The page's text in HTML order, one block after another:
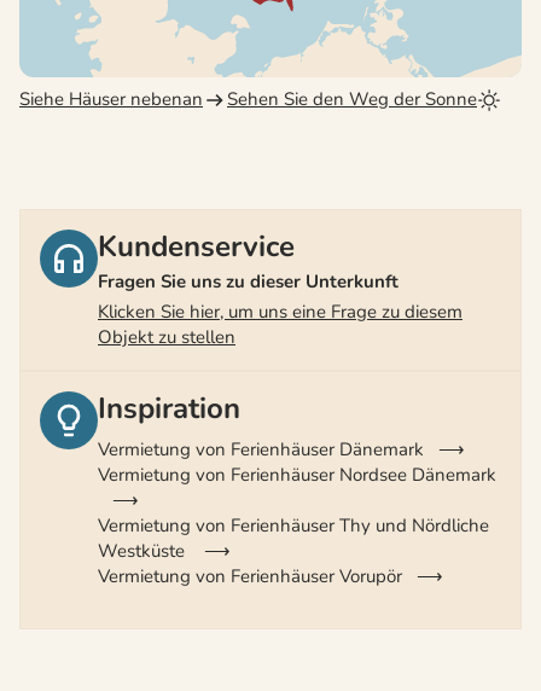
Siehe Häuser nebenan Sehen Sie den Weg der Sonne
Kundenservice
Fragen Sie uns zu dieser Unterkunft
Klicken Sie hier, um uns eine Frage zu diesem
Objekt zu stellen
Inspiration
Vermietung von Ferienhäuser Dänemark
Vermietung von Ferienhäuser Nordsee Dänemark
Vermietung von Ferienhäuser Thy und Nördliche
Westküste
Vermietung von Ferienhäuser Vorupör